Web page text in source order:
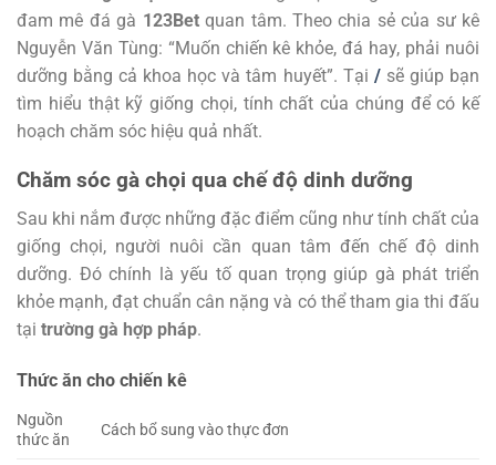
đam mê đá gà 123Betquan tâm. Theo chia sẻ của sư kê
Nguyễn Văn Tùng: “Muốn chiến kê khỏe, đá hay, phải nuôi
dưỡng bằng cả khoa học và tâm huyết”. Tại / sẽ giúp bạn
tìm hiểu thật kỹ giống chọi, tính chất của chúng để có kế
hoạch chăm sóc hiệu quả nhất.
Chăm sóc gà chọi qua chế độ dinh dưỡng
Sau khi nắm được những đặc điểm cũng như tính chất của
giống chọi, người nuôi cần quan tâm đến chế độ dinh
dưỡng. Đó chính là yếu tố quan trọng giúp gà phát triển
khỏe mạnh, đạt chuẩn cân nặng và có thể tham gia thi đấu
tại trường gà hợp pháp.
Thức ăn cho chiến kê
Nguồn
thức ăn
Cách bổ sung vào thực đơn